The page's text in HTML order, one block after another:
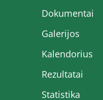
Dokumentai
Galerijos
Kalendorius
Rezultatai
Statistika